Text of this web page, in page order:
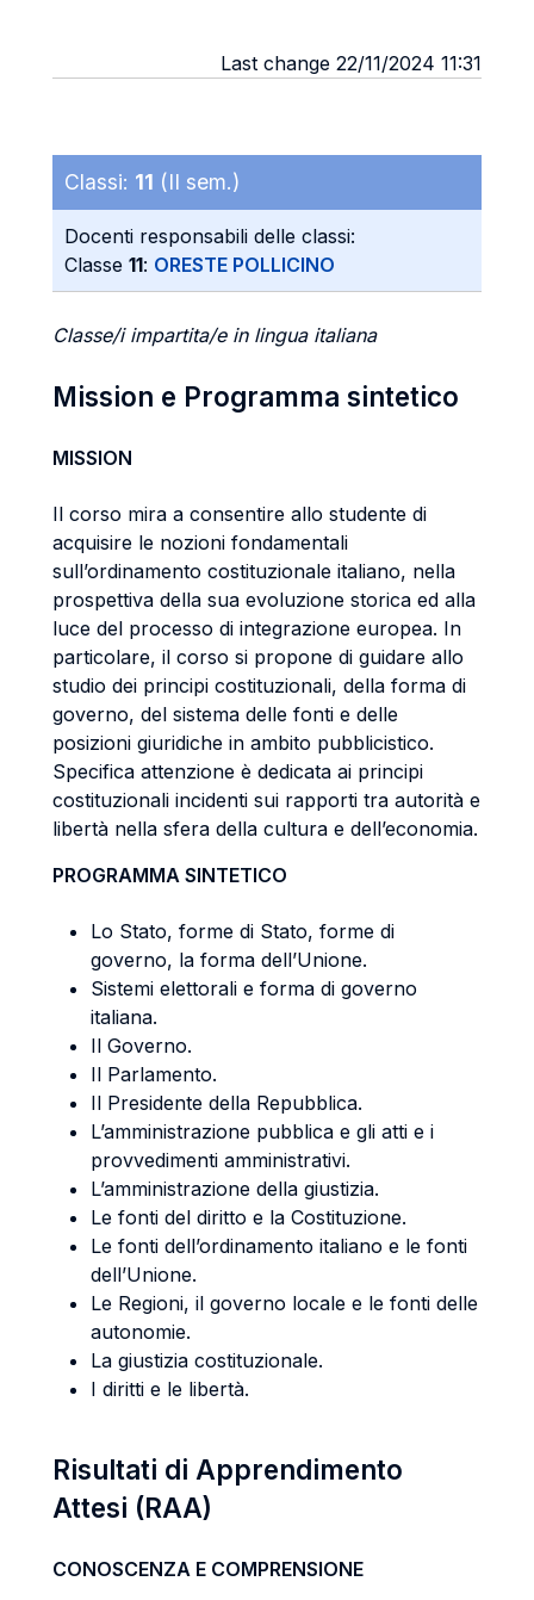
Last change 22/11/2024 11:31
Classi: 11 (II sem.)
Docenti responsabili delle classi:
Classe 11: ORESTE POLLICINO
Classe/i impartita/e in lingua italiana
Mission e Programma sintetico
MISSION
Il corso mira a consentire allo studente di
acquisire le nozioni fondamentali
sull’ordinamento costituzionale italiano, nella
prospettiva della sua evoluzione storica ed alla
luce del processo di integrazione europea. In
particolare, il corso si propone di guidare allo
studio dei principi costituzionali, della forma di
governo, del sistema delle fonti e delle
posizioni giuridiche in ambito pubblicistico.
Specifica attenzione è dedicata ai principi
costituzionali incidenti sui rapporti tra autorità e
libertà nella sfera della cultura e dell’economia.
PROGRAMMA SINTETICO
Lo Stato, forme di Stato, forme di
governo, la forma dell’Unione.
Sistemi elettorali e forma di governo
italiana.
Il Governo.
Il Parlamento.
Il Presidente della Repubblica.
L’amministrazione pubblica e gli atti e i
provvedimenti amministrativi.
L’amministrazione della giustizia.
Le fonti del diritto e la Costituzione.
Le fonti dell’ordinamento italiano e le fonti
dell’Unione.
Le Regioni, il governo locale e le fonti delle
autonomie.
La giustizia costituzionale.
I diritti e le libertà.
Risultati di Apprendimento
Attesi (RAA)
CONOSCENZA E COMPRENSIONE